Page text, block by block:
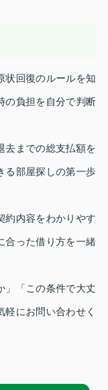
状回復のルールを知
の負担を自分で判断
去までの総支払額を
る部屋探しの第一歩
約内容をわかりやす
合った借り方を一緒
」「この条件で大丈
にお問い合わせく